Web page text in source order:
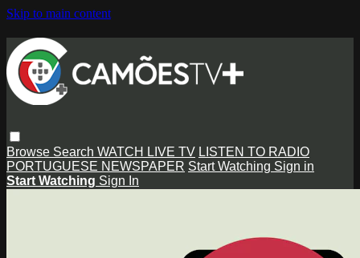
Skip to main content
Browse Search WATCH LIVE TV LISTEN TO RADIO
PORTUGUESE NEWSPAPER Start Watching Sign in
Start Watching Sign In